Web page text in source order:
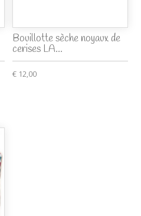
Bouillotte sèche noyaux de
cerises LA...
€ 12,00